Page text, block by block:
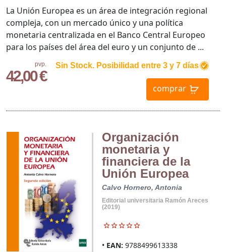
pvp.
42,00 €
Sin Stock. Posibilidad entre 3 y 7 días
comprar
La Unión Europea es un área de integración regional
compleja, con un mercado único y una política
monetaria centralizada en el Banco Central Europeo
para los países del área del euro y un conjunto de ...
Organización
monetaria y
financiera de la
Unión Europea
Calvo Hornero, Antonia
Editorial universitaria Ramón Areces
(2019)
EAN: 9788499613338